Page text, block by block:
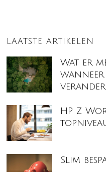
LAATSTE ARTIKELEN
Wat er
wanneer
HP Z
Slim